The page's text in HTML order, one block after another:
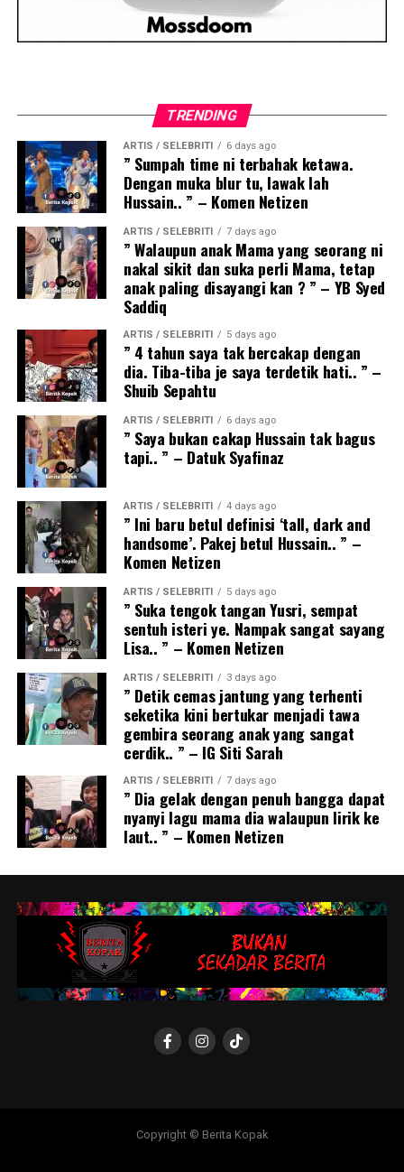
TRENDING
ARTIS / SELEBRITI 6 days ago
” Sumpah time ni terbahak ketawa.
Dengan muka blur tu, lawak lah
Hussain.. ” – Komen Netizen
ARTIS / SELEBRITI 7 days ago
” Walaupun anak Mama yang seorang ni
nakal sikit dan suka perli Mama, tetap
anak paling disayangi kan ? ” – YB Syed
Saddiq
ARTIS / SELEBRITI 5 days ago
” 4 tahun saya tak bercakap dengan
dia. Tiba-tiba je saya terdetik hati.. ” –
Shuib Sepahtu
ARTIS / SELEBRITI 6 days ago
” Saya bukan cakap Hussain tak bagus
tapi.. ” – Datuk Syafinaz
ARTIS / SELEBRITI 4 days ago
” Ini baru betul definisi ‘tall, dark and
handsome’. Pakej betul Hussain.. ” –
Komen Netizen
ARTIS / SELEBRITI 5 days ago
” Suka tengok tangan Yusri, sempat
sentuh isteri ye. Nampak sangat sayang
Lisa.. ” – Komen Netizen
ARTIS / SELEBRITI 3 days ago
” Detik cemas jantung yang terhenti
seketika kini bertukar menjadi tawa
gembira seorang anak yang sangat
cerdik.. ” – IG Siti Sarah
ARTIS / SELEBRITI 7 days ago
” Dia gelak dengan penuh bangga dapat
nyanyi lagu mama dia walaupun lirik ke
laut.. ” – Komen Netizen
Copyright © Berita Kopak